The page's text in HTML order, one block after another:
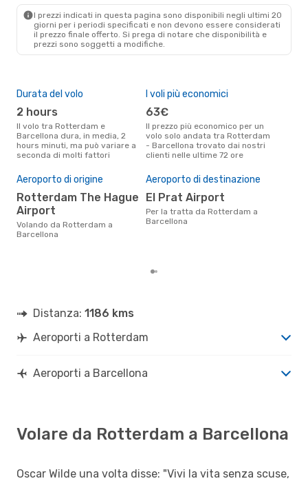
BCN- RTM
I prezzi indicati in questa pagina sono disponibili negli ultimi 20
giorni per i periodi specificati e non devono essere considerati
il ​​prezzo finale offerto. Si prega di notare che disponibilità e
prezzi sono soggetti a modifiche.
Durata del volo
2 hours
Il volo tra Rotterdam e
Barcellona dura, in media, 2
hours minuti, ma può variare a
seconda di molti fattori
I voli più economici
63€
Il prezzo più economico per un
volo solo andata tra Rotterdam
- Barcellona trovato dai nostri
clienti nelle ultime 72 ore
Aeroporto di origine
Rotterdam The Hague
Airport
Volando da Rotterdam a
Barcellona
Aeroporto di destinazione
El Prat Airport
Per la tratta da Rotterdam a
Barcellona
Distanza: 1186 kms
Aeroporti a Rotterdam
Aeroporti a Barcellona
Volare da Rotterdam a Barcellona
Oscar Wilde una volta disse: "Vivi la vita senza scuse,